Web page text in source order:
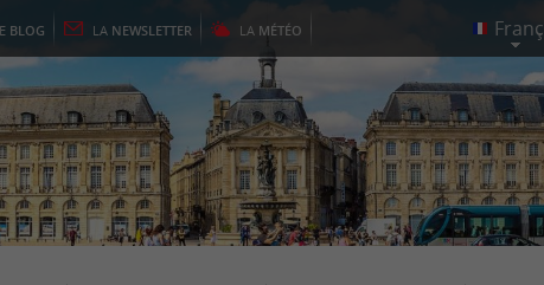
BLOG LA NEWSLETTER LA MÉTÉO